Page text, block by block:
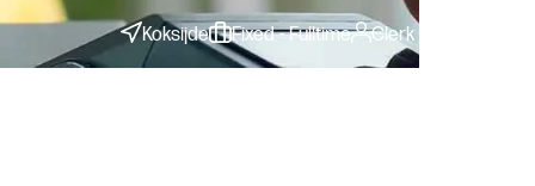
Koksijde Fixed - Fulltime Clerk